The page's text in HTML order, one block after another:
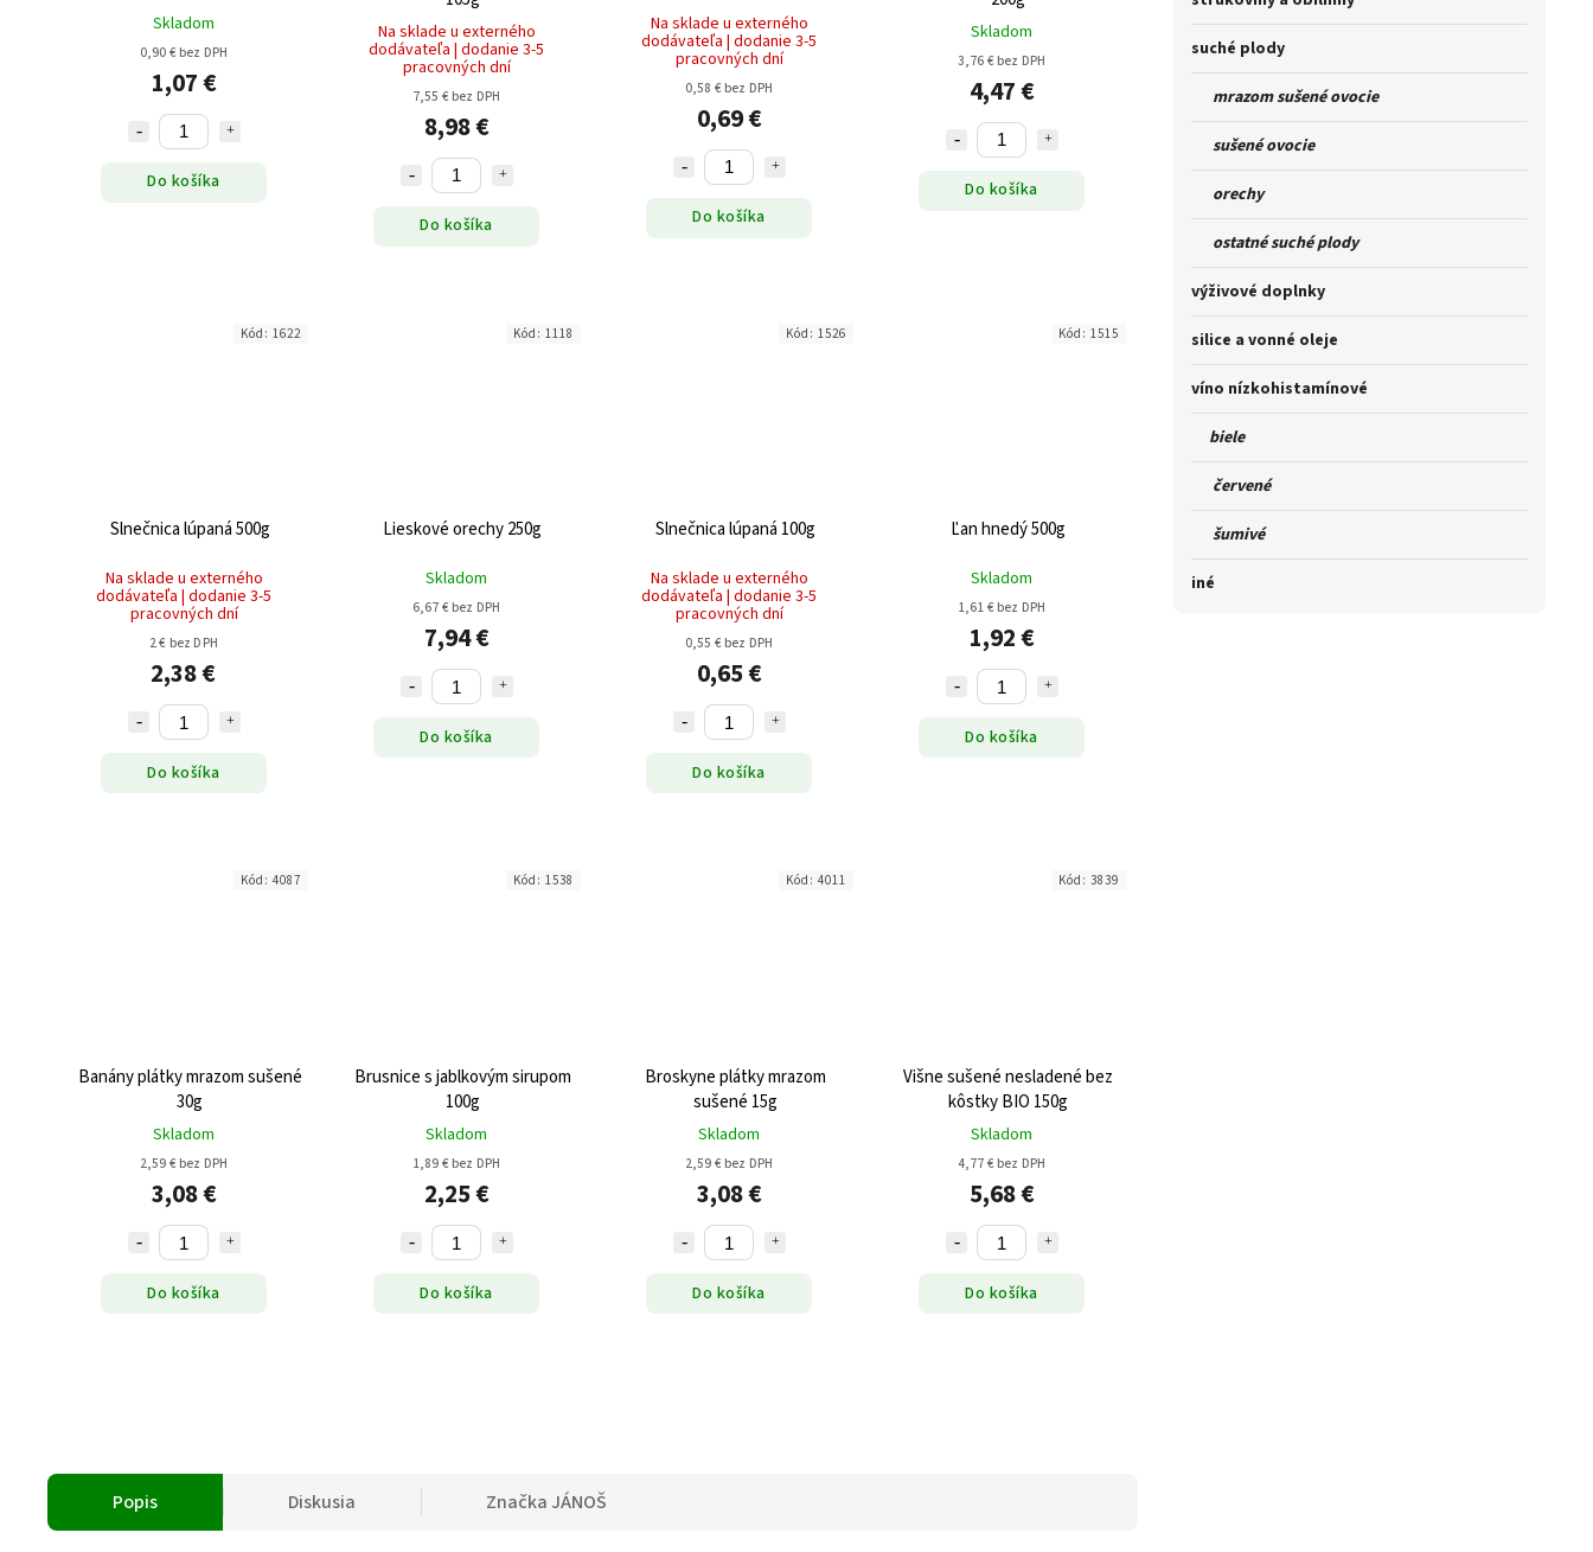
suché plody
mrazom sušené ovocie
sušené ovocie
orechy
ostatné suché plody
výživové doplnky
silice a vonné oleje
víno nízkohistamínové
biele
červené
šumivé
iné
Skladom
0,90 € bez DPH
1,07 €
Do košíka
Na sklade u externého
dodávateľa | dodanie 3-5
pracovných dní
7,55 € bez DPH
8,98 €
Do košíka
Na sklade u externého
dodávateľa | dodanie 3-5
pracovných dní
0,58 € bez DPH
0,69 €
Do košíka
Skladom
3,76 € bez DPH
4,47 €
Do košíka
Slnečnica lúpaná 500g
Na sklade u externého
dodávateľa | dodanie 3-5
pracovných dní
2 € bez DPH
2,38 €
Do košíka
Kód: 1622
Lieskové orechy 250g
Skladom
6,67 € bez DPH
7,94 €
Do košíka
Kód: 1118
Slnečnica lúpaná 100g
Na sklade u externého
dodávateľa | dodanie 3-5
pracovných dní
0,55 € bez DPH
0,65 €
Do košíka
Kód: 1526
Ľan hnedý 500g
Skladom
1,61 € bez DPH
1,92 €
Do košíka
Kód: 1515
Banány plátky mrazom sušené
30g
Skladom
2,59 € bez DPH
3,08 €
Do košíka
Kód: 4087
Brusnice s jablkovým sirupom
100g
Skladom
1,89 € bez DPH
2,25 €
Do košíka
Kód: 1538
Broskyne plátky mrazom
sušené 15g
Skladom
2,59 € bez DPH
3,08 €
Do košíka
Kód: 4011
Višne sušené nesladené bez
kôstky BIO 150g
Skladom
4,77 € bez DPH
5,68 €
Do košíka
Kód: 3839
Popis Diskusia ZnačkaJÁNOŠ